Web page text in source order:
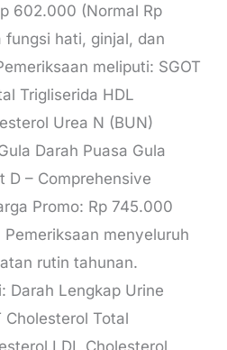
602.000 (Normal Rp
hati, ginjal, dan
meliputi: SGOT
Trigliserida HDL
Urea N (BUN)
Darah Puasa Gula
D – Comprehensive
Promo: Rp 745.000
menyeluruh
rutin tahunan.
Darah Lengkap Urine
Cholesterol Total
LDL Cholesterol